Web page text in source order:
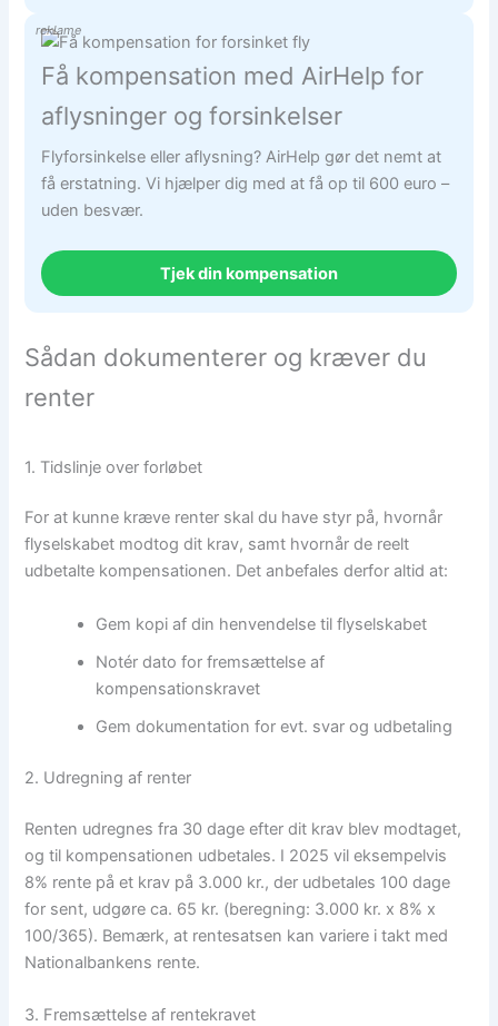
reklame
Få kompensation med AirHelp for
aflysninger og forsinkelser
Flyforsinkelse eller aflysning? AirHelp gør det nemt at
få erstatning. Vi hjælper dig med at få op til 600 euro –
uden besvær.
Tjek din kompensation
Sådan dokumenterer og kræver du
renter
1. Tidslinje over forløbet
For at kunne kræve renter skal du have styr på, hvornår
flyselskabet modtog dit krav, samt hvornår de reelt
udbetalte kompensationen. Det anbefales derfor altid at:
Gem kopi af din henvendelse til flyselskabet
Notér dato for fremsættelse af
kompensationskravet
Gem dokumentation for evt. svar og udbetaling
2. Udregning af renter
Renten udregnes fra 30 dage efter dit krav blev modtaget,
og til kompensationen udbetales. I 2025 vil eksempelvis
8% rente på et krav på 3.000 kr., der udbetales 100 dage
for sent, udgøre ca. 65 kr. (beregning: 3.000 kr. x 8% x
100/365). Bemærk, at rentesatsen kan variere i takt med
Nationalbankens rente.
3. Fremsættelse af rentekravet